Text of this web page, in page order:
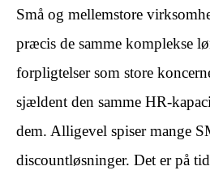
Små og mellemstore
præcis de samme komplekse
forpligtelser som store
sjældent den samme HR-
dem. Alligevel spiser mange
discountløsninger. Det er på